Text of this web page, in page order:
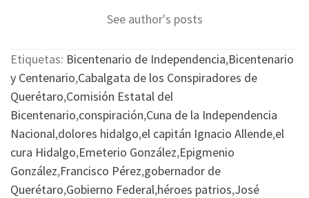
See author's posts
Etiquetas: Bicentenario de Independencia,Bicentenario
y Centenario,Cabalgata de los Conspiradores de
Querétaro,Comisión Estatal del
Bicentenario,conspiración,Cuna de la Independencia
Nacional,dolores hidalgo,el capitán Ignacio Allende,el
cura Hidalgo,Emeterio González,Epigmenio
González,Francisco Pérez,gobernador de
Querétaro,Gobierno Federal,héroes patrios,José